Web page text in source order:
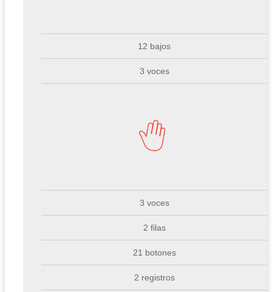
12 bajos
3 voces
3 voces
2 filas
21 botones
2 registros